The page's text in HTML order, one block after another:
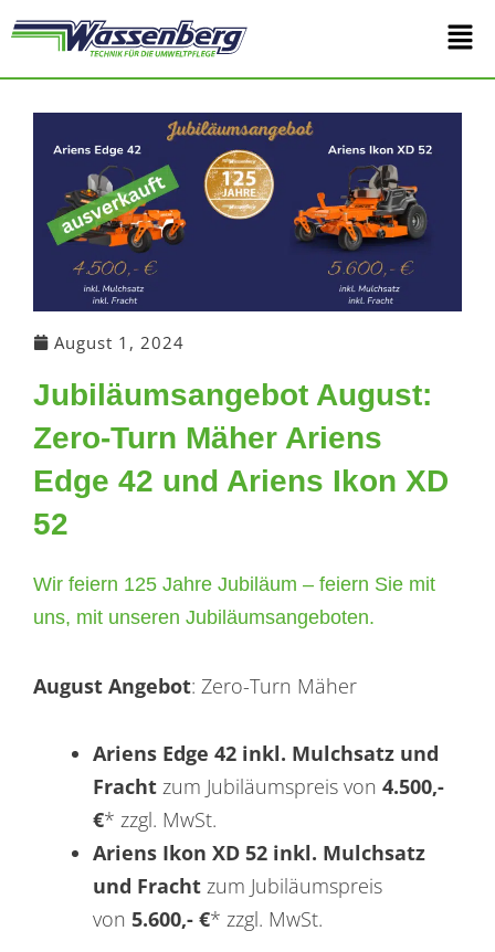
Inhalt
springen
Main
August 1, 2024
Jubiläumsangebot August:
Zero-Turn Mäher Ariens
Edge 42 und Ariens Ikon XD
52
Wir feiern 125 Jahre Jubiläum – feiern Sie mit
uns, mit unseren Jubiläumsangeboten.
August Angebot: Zero-Turn Mäher
Ariens Edge 42 inkl. Mulchsatz und
Fracht zum Jubiläumspreis von 4.500,-
€* zzgl. MwSt.
Ariens Ikon XD 52 inkl. Mulchsatz
und Fracht zum Jubiläumspreis
von 5.600,- €* zzgl. MwSt.